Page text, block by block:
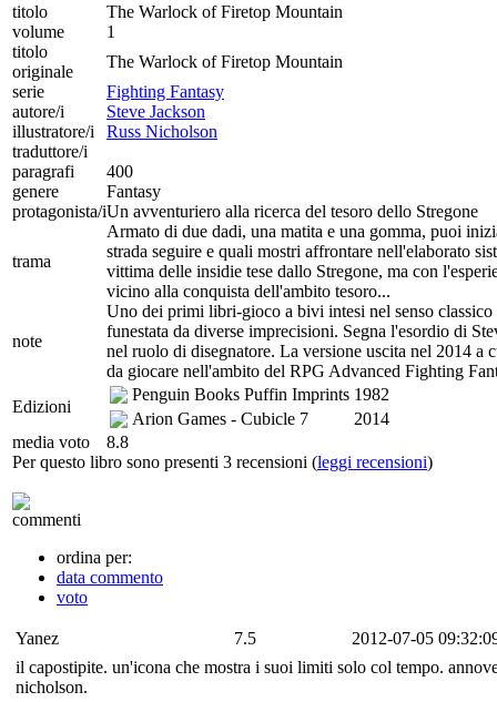
titolo
The Warlock of Firetop Mountain
volume
1
titolo
originale
The Warlock of Firetop Mountain
serie
Fighting Fantasy
autore/i
Steve Jackson
illustratore/i
Russ Nicholson
traduttore/i
paragrafi
400
genere
Fantasy
protagonista/iUn avventuriero alla ricerca del tesoro dello Stregone
trama
Armato di due dadi, una matita e una gomma, puoi
strada seguire e quali mostri affrontare nell'elaborato
vittima delle insidie tese dallo Stregone, ma con
vicino alla conquista dell'ambito tesoro...
note
Uno dei primi libri-gioco a bivi intesi nel senso
funestata da diverse imprecisioni. Segna l'esordio di
nel ruolo di disegnatore. La versione uscita nel 2014
da giocare nell'ambito del RPG Advanced Fighting
Edizioni
Penguin Books Puffin Imprints 1982
Arion Games - Cubicle 7
2014
media voto
8.8
Per questo libro sono presenti 3 recensioni (leggi recensioni)
commenti
ordina per:
data commento
voto
Yanez 7.5
2012-07-05
il capostipite. un'icona che mostra i suoi limiti solo col tempo.
nicholson.